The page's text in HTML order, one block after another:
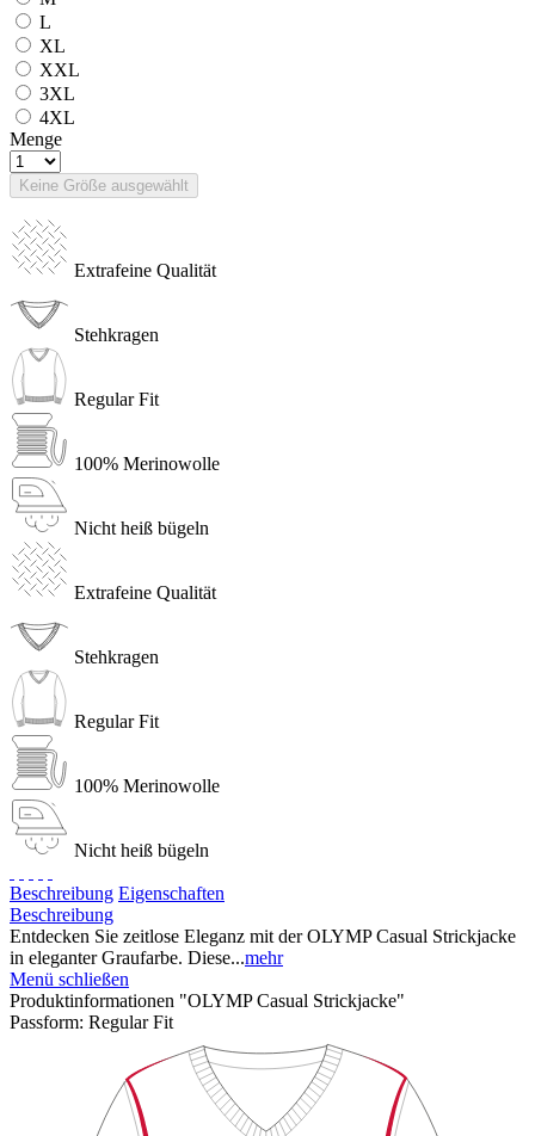
L
XL
XXL
3XL
4XL
Menge
Keine Größe ausgewählt
Extrafeine Qualität
Stehkragen
Regular Fit
100% Merinowolle
Nicht heiß bügeln
Extrafeine Qualität
Stehkragen
Regular Fit
100% Merinowolle
Nicht heiß bügeln
Beschreibung Eigenschaften
Beschreibung
Entdecken Sie zeitlose Eleganz mit der OLYMP Casual Strickjacke
in eleganter Graufarbe. Diese...mehr
Menü schließen
Produktinformationen "OLYMP Casual Strickjacke"
Passform: Regular Fit